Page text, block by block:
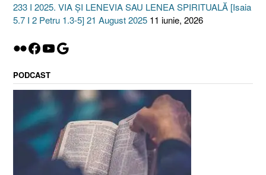
233 I 2025. VIA ȘI LENEVIA SAU LENEA SPIRITUALĂ [Isaia
5.7 I 2 Petru 1.3-5] 21 August 2025 11 iunie, 2026
Flickr
Facebook
YouTube
Google
PODCAST